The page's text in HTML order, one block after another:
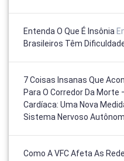
Entenda O Que É Insônia
Brasileiros Têm
7 Coisas Insanas Que
Para O Corredor Da Morte
Cardíaca: Uma Nova
Sistema Nervoso
Como A VFC Afeta As